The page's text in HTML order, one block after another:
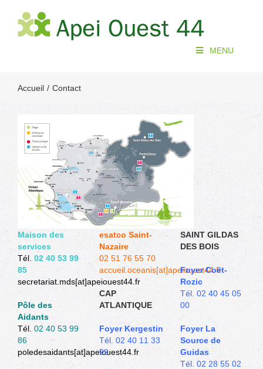
contenu
MENU
Accueil Contact
Maison des
services
Tél. 02 40 53 99
85
secretariat.mds[at]apeiouest44.fr
Pôle des
Aidants
Tél. 02 40 53 99
86
poledesaidants[at]apeiouest44.fr
esatco Saint-
Nazaire
02 51 76 55 70
accueil.oceanis[at]apeiouest44.fr
CAP
ATLANTIQUE
Foyer Kergestin
Tél. 02 40 11 33
99
SAINT GILDAS
DES BOIS
Foyer Coët-
Rozic
Tél. 02 40 45 05
00
Foyer La
Source de
Guidas
Tél. 02 28 55 02